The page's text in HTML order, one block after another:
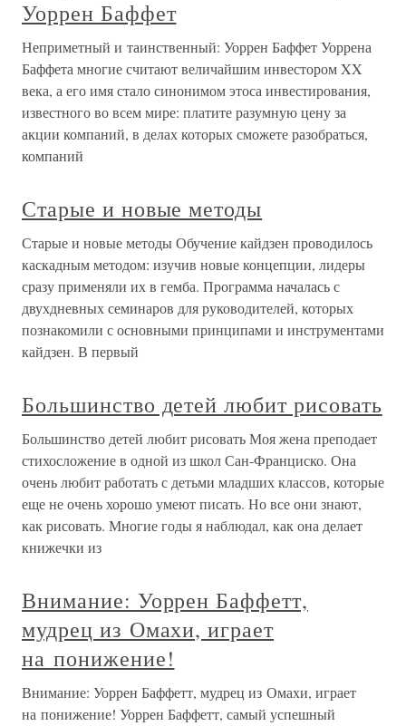
Уоррен Баффет
Неприметный и таинственный: Уоррен Баффет Уоррена
Баффета многие считают величайшим инвестором XX
века, а его имя стало синонимом этоса инвестирования,
известного во всем мире: платите разумную цену за
акции компаний, в делах которых сможете разобраться,
компаний
Старые и новые методы
Старые и новые методы Обучение кайдзен проводилось
каскадным методом: изучив новые концепции, лидеры
сразу применяли их в гемба. Программа началась с
двухдневных семинаров для руководителей, которых
познакомили с основными принципами и инструментами
кайдзен. В первый
Большинство детей любит рисовать
Большинство детей любит рисовать Моя жена преподает
стихосложение в одной из школ Сан-Франциско. Она
очень любит работать с детьми младших классов, которые
еще не очень хорошо умеют писать. Но все они знают,
как рисовать. Многие годы я наблюдал, как она делает
книжечки из
Внимание: Уоррен Баффетт,
мудрец из Омахи, играет
на понижение!
Внимание: Уоррен Баффетт, мудрец из Омахи, играет
на понижение! Уоррен Баффетт, самый успешный